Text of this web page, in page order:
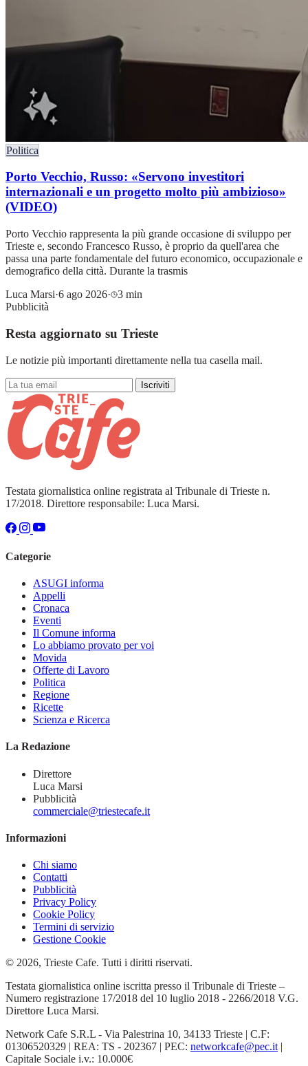
Politica
Porto Vecchio, Russo: «Servono investitori
internazionali e un progetto molto più ambizioso»
(VIDEO)
Porto Vecchio rappresenta la più grande occasione di sviluppo per
Trieste e, secondo Francesco Russo, è proprio da quell'area che
passa una parte fondamentale del futuro economico, occupazionale e
demografico della città. Durante la trasmis
Luca Marsi·6 ago 2026·
3 min
Pubblicità
Resta aggiornato su Trieste
Le notizie più importanti direttamente nella tua casella mail.
Iscriviti
Testata giornalistica online registrata al Tribunale di Trieste n.
17/2018. Direttore responsabile: Luca Marsi.
Categorie
ASUGI informa
Appelli
Cronaca
Eventi
Il Comune informa
Lo abbiamo provato per voi
Movida
Offerte di Lavoro
Politica
Regione
Ricette
Scienza e Ricerca
La Redazione
Direttore
Luca Marsi
Pubblicità
commerciale@triestecafe.it
Informazioni
Chi siamo
Contatti
Pubblicità
Privacy Policy
Cookie Policy
Termini di servizio
Gestione Cookie
© 2026, Trieste Cafe. Tutti i diritti riservati.
Testata giornalistica online iscritta presso il Tribunale di Trieste –
Numero registrazione 17/2018 del 10 luglio 2018 - 2266/2018 V.G.
Direttore Luca Marsi.
Network Cafe S.R.L - Via Palestrina 10, 34133 Trieste | C.F:
01306520329 | REA: TS - 202367 | PEC: networkcafe@pec.it |
Capitale Sociale i.v.: 10.000€